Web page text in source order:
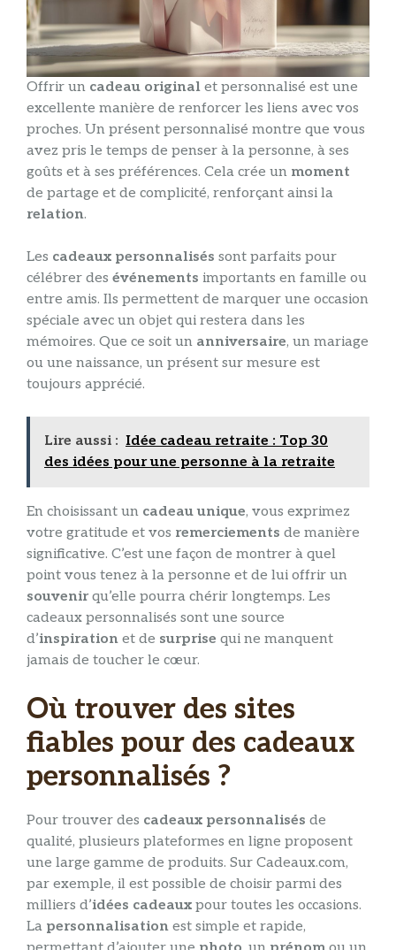
Offrir un cadeau original et personnalisé est une
excellente manière de renforcer les liens avec vos
proches. Un présent personnalisé montre que vous
avez pris le temps de penser à la personne, à ses
goûts et à ses préférences. Cela crée un moment
de partage et de complicité, renforçant ainsi la
relation.
Les cadeaux personnalisés sont parfaits pour
célébrer des événements importants en famille ou
entre amis. Ils permettent de marquer une occasion
spéciale avec un objet qui restera dans les
mémoires. Que ce soit un anniversaire, un mariage
ou une naissance, un présent sur mesure est
toujours apprécié.
Lire aussi : Idée cadeau retraite : Top 30
des idées pour une personne à la retraite
En choisissant un cadeau unique, vous exprimez
votre gratitude et vos remerciements de manière
significative. C’est une façon de montrer à quel
point vous tenez à la personne et de lui offrir un
souvenirqu’elle pourra chérir longtemps. Les
cadeaux personnalisés sont une source
d’inspiration et de surprise qui ne manquent
jamais de toucher le cœur.
Où trouver des sites
fiables pour des cadeaux
personnalisés ?
Pour trouver des cadeaux personnalisés de
qualité, plusieurs plateformes en ligne proposent
une large gamme de produits. Sur Cadeaux.com,
par exemple, il est possible de choisir parmi des
milliers d’idées cadeaux pour toutes les occasions.
La personnalisation est simple et rapide,